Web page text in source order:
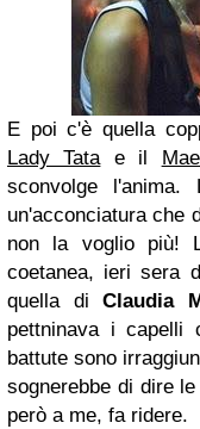
E poi c'è quella
Lady Tatae il
sconvolge
un'acconciatura che
non la voglio più!
coetanea, ieri sera
quella di Claudia
pettninava i
battute sono
sognerebbe di dire
però a me, fa ridere.